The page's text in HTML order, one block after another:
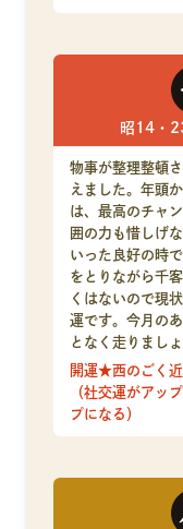
昭14・
物事が整理整頓
えました。年頭
は、最高のチャ
囲の力も惜しげ
いった良好の時
をとりながら千
くはないので現
運です。今月の
となく走りましょ
開運★西のごく近
（社交運がアッ
プになる）